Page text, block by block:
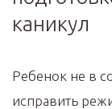
каникул
Ребенок не в
исправить